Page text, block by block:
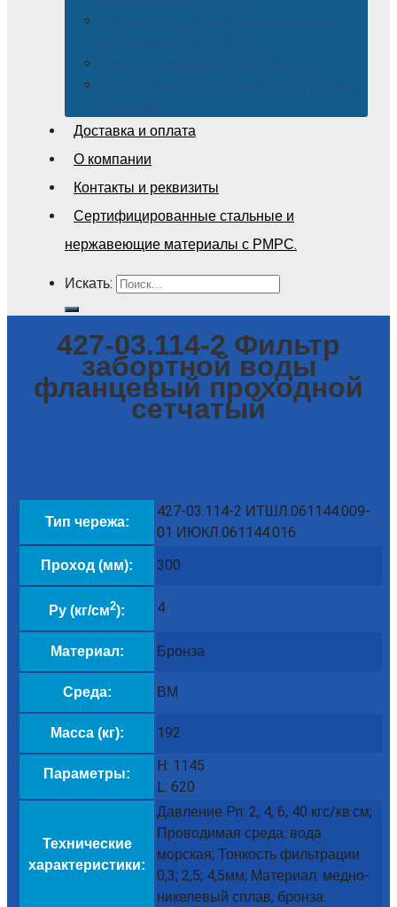
Доставка и оплата
О компании
Контакты и реквизиты
Сертифицированные стальные и
нержавеющие материалы с РМРС.
Искать:
427-03.114-2 Фильтр
забортной воды
фланцевый проходной
сетчатый
Тип чережа:
427-03.114-2 ИТШЛ.061144.009-
01 ИЮКЛ.061144.016
Проход (мм): 300
Py (кг/см2): 4
Материал: Бронза
Среда: ВМ
Масса (кг): 192
Параметры:
H: 1145
L: 620
Технические
характеристики:
Давление Pn: 2, 4, 6, 40 кгс/кв.см;
Проводимая среда: вода
морская; Тонкость фильтрации
0,3; 2,5; 4,5мм; Материал: медно-
никелевый сплав, бронза.